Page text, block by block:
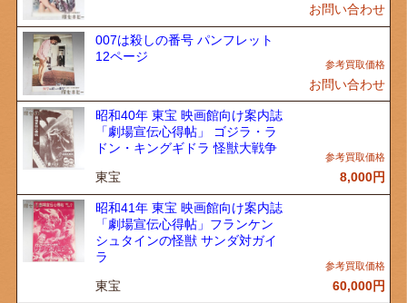
お問い合わせ
007は殺しの番号 パンフレット
12ページ
お問い合わせ
昭和40年 東宝 映画館向け案内誌
「劇場宣伝心得帖」 ゴジラ・ラ
ドン・キングギドラ 怪獣大戦争
東宝 8,000円
昭和41年 東宝 映画館向け案内誌
「劇場宣伝心得帖」フランケン
シュタインの怪獣 サンダ対ガイ
ラ
東宝 60,000円